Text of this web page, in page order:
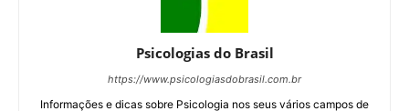
Psicologias do Brasil
https://www.psicologiasdobrasil.com.br
Informações e dicas sobre Psicologia nos seus vários campos de